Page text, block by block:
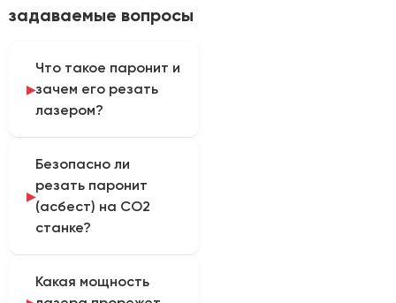
задаваемые вопросы
Что такое паронит и
зачем его резать
лазером?
прокладочный
материал из асбеста,
каучука и порошковых
добавок. Из него
прокладки для
Безопасно ли
резать паронит
(асбест) на CO2
станке?
выделяется токсичный
Какая мощность